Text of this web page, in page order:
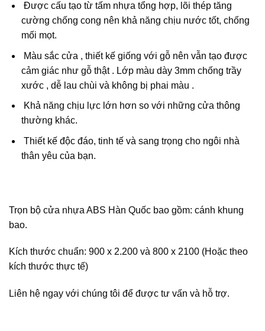
Được cấu tạo từ tấm nhựa tổng hợp, lõi thép tăng
cường chống cong nên khả năng chịu nước tốt, chống
mối mọt.
Màu sắc cửa , thiết kế giống với gỗ nên vẫn tạo được
cảm giác như gỗ thật . Lớp màu dày 3mm chống trầy
xước , dễ lau chùi và không bị phai màu .
Khả năng chịu lực lớn hơn so với những cửa thông
thường khác.
Thiết kế độc đáo, tinh tế và sang trọng cho ngôi nhà
thân yêu của bạn.
Trọn bộ cửa nhựa ABS Hàn Quốc bao gồm: cánh khung
bao.
Kích thước chuẩn: 900 x 2.200 và 800 x 2100 (Hoặc theo
kích thước thực tế)
Liên hệ ngay với chúng tôi để được tư vấn và hỗ trợ.